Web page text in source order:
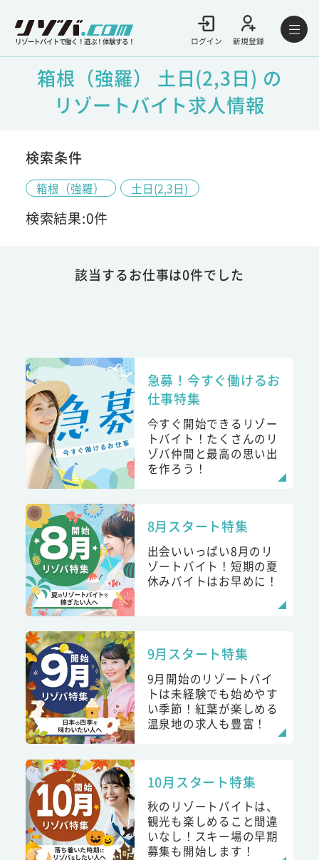
リゾートバイトで働く！遊ぶ！体験する！ ログイン 新規登録
箱根（強羅） 土日(2,3日) の
リゾートバイト求人情報
検索条件
箱根（強羅） 土日(2,3日)
検索結果:0件
該当するお仕事は0件でした
急募！今すぐ働けるお
仕事特集
今すぐ開始できるリゾー
トバイト！たくさんのリ
ゾバ仲間と最高の思い出
を作ろう！
8月スタート特集
出会いいっぱい8月のリ
ゾートバイト！短期の夏
休みバイトはお早めに！
9月スタート特集
9月開始のリゾートバイ
トは未経験でも始めやす
い季節！紅葉が楽しめる
温泉地の求人も豊富！
10月スタート特集
秋のリゾートバイトは、
観光も楽しめること間違
いなし！スキー場の早期
募集も開始します！